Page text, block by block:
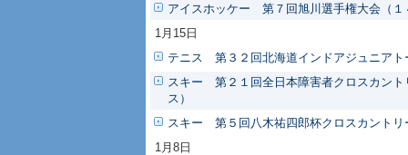
アイスホッケー 第７回旭川選手権大会（
1月15日
テニス 第３２回北海道インドアジュニア
スキー 第２１回全日本障害者クロスカント
ス）
スキー 第５回八木祐四郎杯クロスカントリ
1月8日